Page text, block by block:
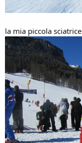
la mia piccola sciatrice